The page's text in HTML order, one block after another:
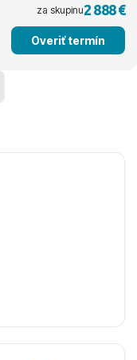
za skupinu2 888 €
Overiť termín